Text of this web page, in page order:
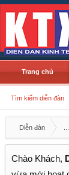
Trang chủ
Tìm kiếm diễn đàn
Diễn đàn
Chào Khách,